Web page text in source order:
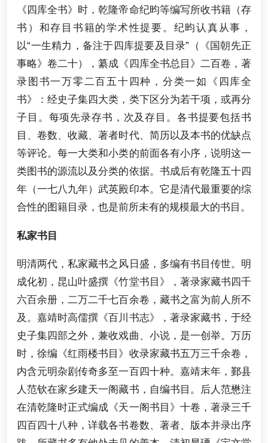
《四库全书》时，乾隆帝命纪昀等编写所收书籍（存
书）和存目书籍的学术性提要。纪昀认真从事，
以“一生精力，备注于四库提要及目录”（《国朝先正
事略》卷二十），纂成《四库全书总目》二百卷，著
录图书一万零二百五十四种，分类一如《四库全
书》：经史子集四大类，类下区分为若干项，或再分
子目。每项先录存书，次及存目。各书提要包括书
目、卷数、收藏、著者时代、简历以及本书的优缺点
等评论。每一大类和小类的前面各有小序，说明这一
类图书的源流以及分类的依据。书成后有乾隆五十四
年（一七八九年）武英殿印本。它是清代最重要的综
合性的图籍目录，也是前所未有的规模最大的书目。
私家书目
明清两代，私家藏书之风日盛，多编有书目传世。明
成化初，昆山叶盛撰《竹堂书目》，著录家藏书四千
六百余册，二万二千七百余卷，藏书之富为前人所不
及。嘉靖时高儒撰《百川书志》，著录家藏书，于经
史子集四部之外，兼收戏曲、小说，是一创举。万历
时，徐编《红雨楼书目》收录家藏书五万三千余卷，
内含元明杂剧传奇多至一百四十种。嘉靖末年，鄞县
人范钦在家乡建天一阁藏书，自编书目。后人范懋注
在清乾隆时正式编成《天一阁书目》十卷，著录三千
四百四十八种，详载各书卷数、著者、版本并录出序